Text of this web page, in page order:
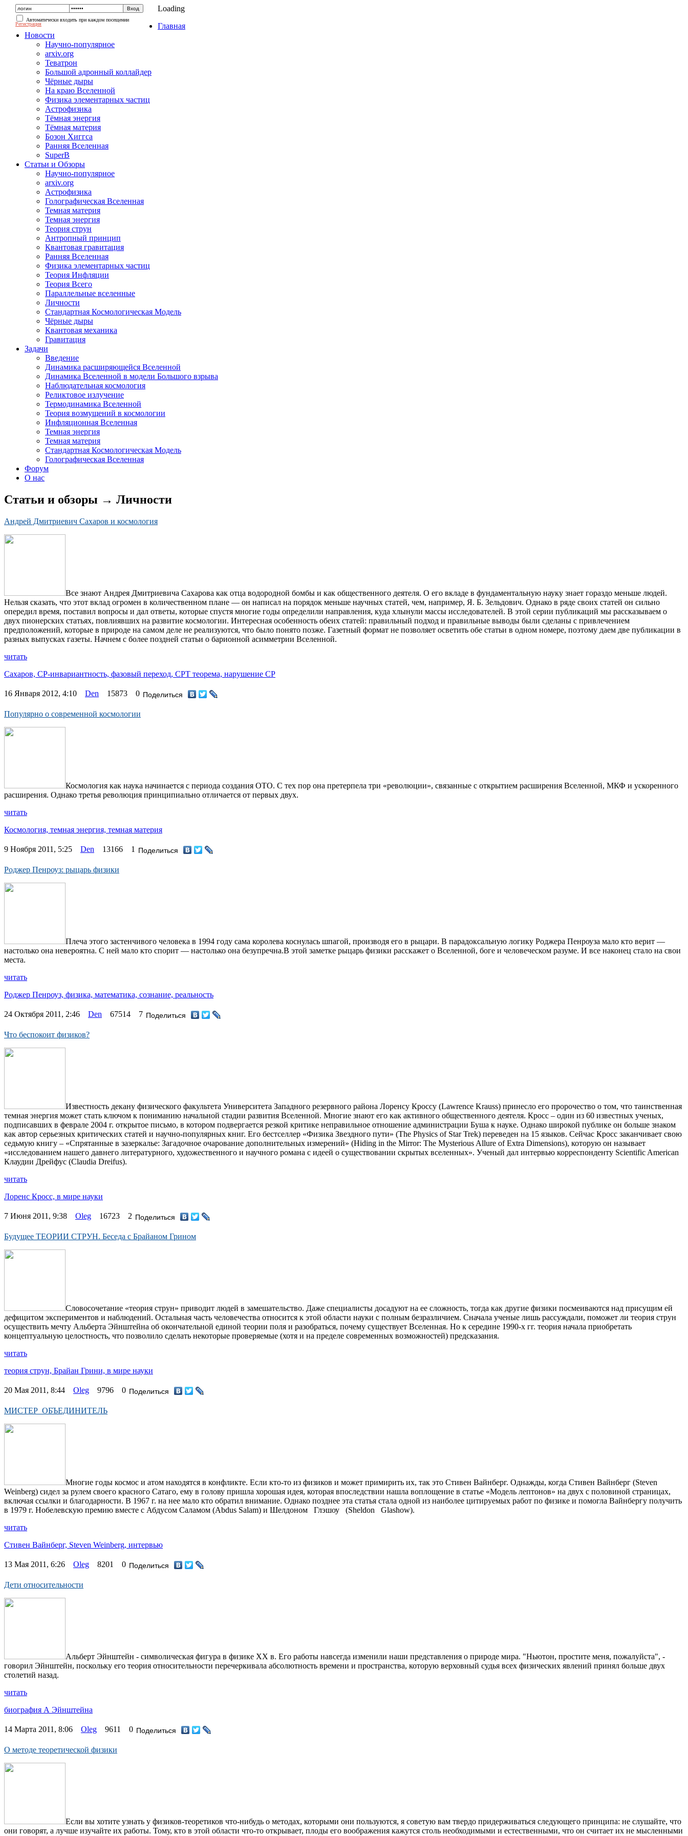
Автоматически входить при каждом посещении
Регистрация
Loading
Главная
Новости
Научно-популярное
arxiv.org
Теватрон
Большой адронный коллайдер
Чёрные дыры
На краю Вселенной
Физика элементарных частиц
Астрофизика
Тёмная энергия
Тёмная материя
Бозон Хиггса
Ранняя Вселенная
SuperB
Статьи и Обзоры
Научно-популярное
arxiv.org
Астрофизика
Голографическая Вселенная
Темная материя
Темная энергия
Теория струн
Антропный принцип
Квантовая гравитация
Ранняя Вселенная
Физика элементарных частиц
Теория Инфляции
Теория Всего
Параллельные вселенные
Личности
Стандартная Космологическая Модель
Чёрные дыры
Квантовая механика
Гравитация
Задачи
Введение
Динамика расширяющейся Вселенной
Динамика Вселенной в модели Большого взрыва
Наблюдательная космология
Реликтовое излучение
Термодинамика Вселенной
Теория возмущений в космологии
Инфляционная Вселенная
Темная энергия
Темная материя
Стандартная Космологическая Модель
Голографическая Вселенная
Форум
О нас
Статьи и обзоры → Личности
Андрей Дмитриевич Сахаров и космология
Все знают Андрея Дмитриевича Сахарова как отца водородной бомбы и как общественного деятеля. О его вкладе в фундаментальную науку знает гораздо меньше людей.
Нельзя сказать, что этот вклад огромен в количественном плане — он написал на порядок меньше научных статей, чем, например, Я. Б. Зельдович. Однако в ряде своих статей он сильно
опередил время, поставил вопросы и дал ответы, которые спустя многие годы определили направления, куда хлынули массы исследователей. В этой серии публикаций мы рассказываем о
двух пионерских статьях, повлиявших на развитие космологии. Интересная особенность обеих статей: правильный подход и правильные выводы были сделаны с привлечением
предположений, которые в природе на самом деле не реализуются, что было понято позже. Газетный формат не позволяет осветить обе статьи в одном номере, поэтому даем две публикации в
разных выпусках газеты. Начнем с более поздней статьи о барионной асимметрии Вселенной.
читать
Сахаров, СР-инвариантность, фазовый переход, СРТ теорема, нарушение СР
16 Января 2012, 4:10 Den 15873 0 Поделиться
Популярно о современной космологии
Космология как наука начинается с периода создания ОТО. С тех пор она претерпела три «революции», связанные с открытием расширения Вселенной, МКФ и ускоренного
расширения. Однако третья революция принципиально отличается от первых двух.
читать
Космология, темная энергия, темная материя
9 Ноября 2011, 5:25 Den 13166 1 Поделиться
Роджер Пенроуз: рыцарь физики
Плеча этого застенчивого человека в 1994 году сама королева коснулась шпагой, производя его в рыцари. В парадоксальную логику Роджера Пенроуза мало кто верит —
настолько она невероятна. С ней мало кто спорит — настолько она безупречна.В этой заметке рыцарь физики расскажет о Вселенной, боге и человеческом разуме. И все наконец стало на свои
места.
читать
Роджер Пенроуз, физика, математика, сознание, реальность
24 Октября 2011, 2:46 Den 67514 7 Поделиться
Что беспокоит физиков?
Известность декану физического факультета Университета Западного резервного района Лоренсу Кроссу (Lawrence Krauss) принесло его пророчество о том, что таинственная
темная энергия может стать ключом к пониманию начальной стадии развития Вселенной. Многие знают его как активного общественного деятеля. Кросс – один из 60 известных ученых,
подписавших в феврале 2004 г. открытое письмо, в котором подвергается резкой критике неправильное отношение администрации Буша к науке. Однако широкой публике он больше знаком
как автор серьезных критических статей и научно-популярных книг. Его бестселлер «Физика Звездного пути» (The Physics of Star Trek) переведен на 15 языков. Сейчас Кросс заканчивает свою
седьмую книгу – «Спрятанные в зазеркалье: Загадочное очарование дополнительных измерений» (Hiding in the Mirror: The Mysterious Allure of Extra Dimensions), которую он называет
«исследованием нашего давнего литературного, художественного и научного романа с идеей о существовании скрытых вселенных». Ученый дал интервью корреспонденту Scientific American
Клаудии Дрейфус (Claudia Dreifus).
читать
Лоренс Кросс, в мире науки
7 Июня 2011, 9:38 Oleg 16723 2 Поделиться
Будущее ТЕОРИИ СТРУН. Беседа с Брайаном Грином
Словосочетание «теория струн» приводит людей в замешательство. Даже специалисты досадуют на ее сложность, тогда как другие физики посмеиваются над присущим ей
дефицитом экспериментов и наблюдений. Остальная часть человечества относится к этой области науки с полным безразличием. Сначала ученые лишь рассуждали, поможет ли теория струн
осуществить мечту Альберта Эйнштейна об окончательной единой теории поля и разобраться, почему существует Вселенная. Но к середине 1990-х гг. теория начала приобретать
концептуальную целостность, что позволило сделать некоторые проверяемые (хотя и на пределе современных возможностей) предсказания.
читать
теория струн, Брайан Грини, в мире науки
20 Мая 2011, 8:44 Oleg 9796 0 Поделиться
МИСТЕР ОБЪЕДИНИТЕЛЬ
Многие годы космос и атом находятся в конфликте. Если кто-то из физиков и может примирить их, так это Стивен Вайнберг. Однажды, когда Стивен Вайнберг (Steven
Weinberg) сидел за рулем своего красного Сатаго, ему в голову пришла хорошая идея, которая впоследствии нашла воплощение в статье «Модель лептонов» на двух с половиной страницах,
включая ссылки и благодарности. В 1967 г. на нее мало кто обратил внимание. Однако позднее эта статья стала одной из наиболее цитируемых работ по физике и помогла Вайнбергу получить
в 1979 г. Нобелевскую премию вместе с Абдусом Саламом (Abdus Salam) и Шелдоном Глэшоу (Sheldon Glashow).
читать
Стивен Вайнберг, Steven Weinberg, интервью
13 Мая 2011, 6:26 Oleg 8201 0 Поделиться
Дети относительности
Альберт Эйнштейн - символическая фигура в физике XX в. Его работы навсегда изменили наши представления о природе мира. "Ньютон, простите меня, пожалуйста", -
говорил Эйнштейн, поскольку его теория относительности перечеркивала абсолютность времени и пространства, которую верховный судья всех физических явлений принял больше двух
столетий назад.
читать
биография А Эйнштейна
14 Марта 2011, 8:06 Oleg 9611 0 Поделиться
О методе теоретической физики
Если вы хотите узнать у физиков-теоретиков что-нибудь о методах, которыми они пользуются, я советую вам твердо придерживаться следующего принципа: не слушайте, что
они говорят, а лучше изучайте их работы. Тому, кто в этой области что-то открывает, плоды его воображения кажутся столь необходимыми и естественными, что он считает их не мысленными